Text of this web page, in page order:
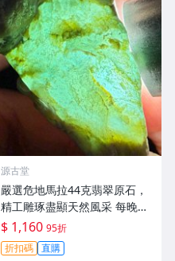
源古堂
嚴選危地馬拉44克翡翠原石，
精工雕琢盡顯天然風采 每晚11
點截標 日拍推薦 危地馬拉 翡
翠原石 雕琢作品
$ 1,160 95折
折扣碼 直購